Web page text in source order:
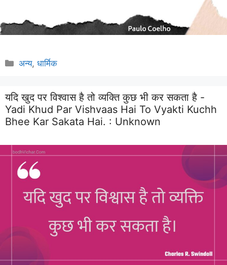
Categories
अन्य,धार्मिक
यदि खुद पर विश्वास है तो व्यक्ति कुछ भी कर सकता है -
Yadi Khud Par Vishvaas Hai To Vyakti Kuchh
Bhee Kar Sakata Hai. : Unknown